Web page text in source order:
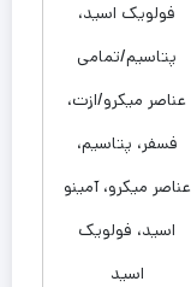
فولویک اسید،
پتاسیم/تمامی
عناصر میکرو/ازت،
فسفر، پتاسیم،
عناصر میکرو، آمینو
اسید، فولویک
اسید